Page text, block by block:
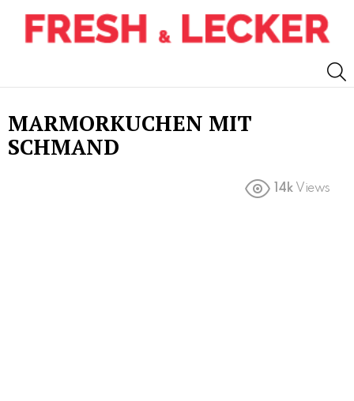
MARMORKUCHEN MIT
SCHMAND
14k Views